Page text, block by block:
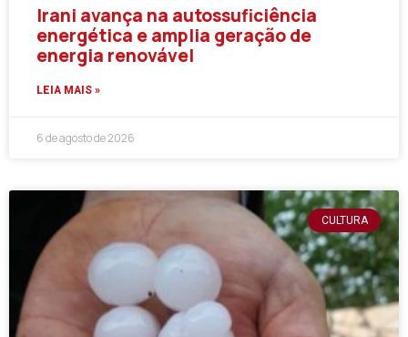
Irani avança na autossuficiência
energética e amplia geração de
energia renovável
LEIA MAIS »
6 de agosto de 2026
CULTURA